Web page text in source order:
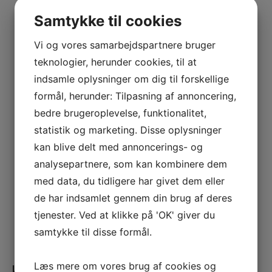
Vejledning i at slette cookies på Mozilla Firefox
browser
Vejledning i at slette cookies fra Android
telefoner
Vejledning i at slette cookies på Opera browser
Vejledning i at slette cookies på iPad, iPhone,
iPod touch
Vejledning i at slette cookies fra Windows
Phone
<!–
Vejledning i at slette cookies fra Windows
–>
Samtykke til cookies
Vi og vores samarbejdspartnere bruger
teknologier, herunder cookies, til at
indsamle oplysninger om dig til forskellige
formål, herunder: Tilpasning af annoncering,
bedre brugeroplevelse, funktionalitet,
statistik og marketing. Disse oplysninger
kan blive delt med annoncerings- og
analysepartnere, som kan kombinere dem
med data, du tidligere har givet dem eller
de har indsamlet gennem din brug af deres
tjenester. Ved at klikke på 'OK' giver du
samtykke til disse formål.
Læs mere om vores brug af cookies og